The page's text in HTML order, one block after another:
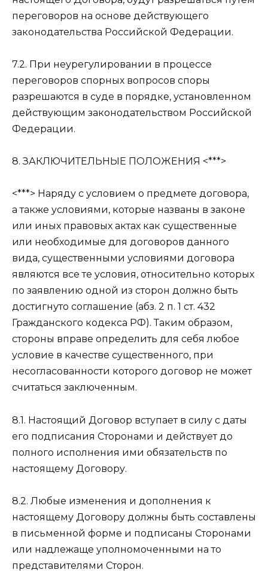
переговоров на основе действующего
законодательства Российской Федерации.
7.2. При неурегулировании в процессе
переговоров спорных вопросов споры
разрешаются в суде в порядке, установленном
действующим законодательством Российской
Федерации.
8. ЗАКЛЮЧИТЕЛЬНЫЕ ПОЛОЖЕНИЯ <***>
<***> Наряду с условием о предмете договора,
а также условиями, которые названы в законе
или иных правовых актах как существенные
или необходимые для договоров данного
вида, существенными условиями договора
являются все те условия, относительно которых
по заявлению одной из сторон должно быть
достигнуто соглашение (абз. 2 п. 1 ст. 432
Гражданского кодекса РФ). Таким образом,
стороны вправе определить для себя любое
условие в качестве существенного, при
несогласованности которого договор не может
считаться заключенным.
8.1. Настоящий Договор вступает в силу с даты
его подписания Сторонами и действует до
полного исполнения ими обязательств по
настоящему Договору.
8.2. Любые изменения и дополнения к
настоящему Договору должны быть составлены
в письменной форме и подписаны Сторонами
или надлежаще уполномоченными на то
представителями Сторон.